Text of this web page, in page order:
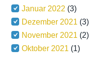
Januar 2022 (3)
Dezember 2021 (3)
November 2021 (2)
Oktober 2021 (1)